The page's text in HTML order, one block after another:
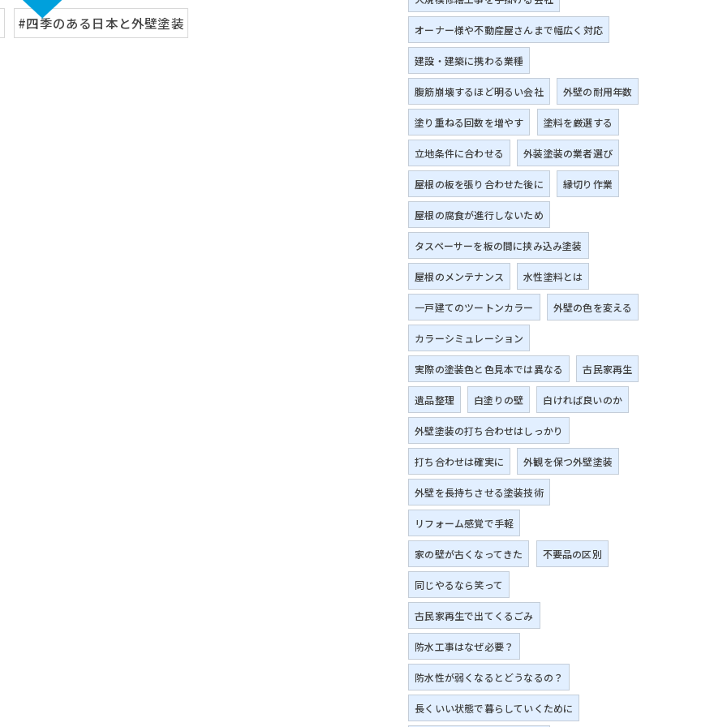
#四季のある日本と外壁塗装 オーナー様や不動産屋さんまで幅広く対応
建設・建築に携わる業種
腹筋崩壊するほど明るい会社 外壁の耐用年数
塗り重ねる回数を増やす 塗料を厳選する
立地条件に合わせる 外装塗装の業者選び
屋根の板を張り合わせた後に 縁切り作業
屋根の腐食が進行しないため
タスペーサーを板の間に挟み込み塗装
屋根のメンテナンス 水性塗料とは
一戸建てのツートンカラー 外壁の色を変える
カラーシミュレーション
実際の塗装色と色見本では異なる 古民家再生
遺品整理 白塗りの壁 白ければ良いのか
外壁塗装の打ち合わせはしっかり
打ち合わせは確実に 外観を保つ外壁塗装
外壁を長持ちさせる塗装技術
リフォーム感覚で手軽
家の壁が古くなってきた 不要品の区別
同じやるなら笑って
古民家再生で出てくるごみ
防水工事はなぜ必要？
防水性が弱くなるとどうなるの？
長くいい状態で暮らしていくために